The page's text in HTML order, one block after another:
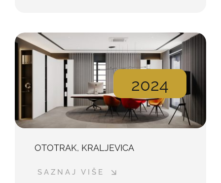
2024
OTOTRAK, KRALJEVICA
SAZNAJ VIŠE